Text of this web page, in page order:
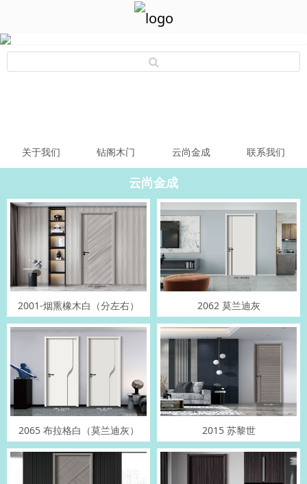
关于我们 钻阁木门 云尚金成 联系我们
云尚金成
2001-烟熏橡木白（分左右） 2062 莫兰迪灰
2065 布拉格白（莫兰迪灰） 2015 苏黎世